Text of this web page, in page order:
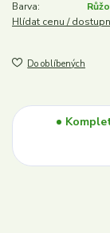
Barva:
Hlídat cenu /
Do oblíbených